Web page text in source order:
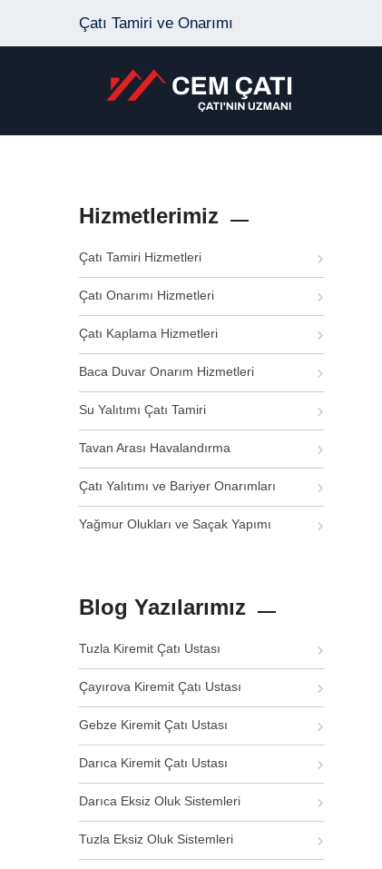
Çatı Tamiri ve Onarımı
Hizmetlerimiz
Çatı Tamiri Hizmetleri
Çatı Onarımı Hizmetleri
Çatı Kaplama Hizmetleri
Baca Duvar Onarım Hizmetleri
Su Yalıtımı Çatı Tamiri
Tavan Arası Havalandırma
Çatı Yalıtımı ve Bariyer Onarımları
Yağmur Olukları ve Saçak Yapımı
Blog Yazılarımız
Tuzla Kiremit Çatı Ustası
Çayırova Kiremit Çatı Ustası
Gebze Kiremit Çatı Ustası
Darıca Kiremit Çatı Ustası
Darıca Eksiz Oluk Sistemleri
Tuzla Eksiz Oluk Sistemleri